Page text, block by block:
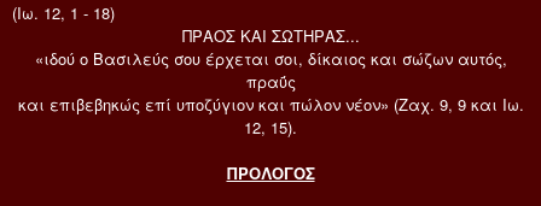
(Ιω. 12, 1 - 18)
ΠΡΑΟΣ ΚΑΙ ΣΩΤΗΡΑΣ...
«ιδού ο Βασιλεύς σου έρχεται σοι, δίκαιος και σώζων αυτός,
πραΰς
και επιβεβηκώς επί υποζύγιον και πώλον νέον» (Ζαχ. 9, 9 και Ιω.
12, 15).
ΠΡΟΛΟΓΟΣ